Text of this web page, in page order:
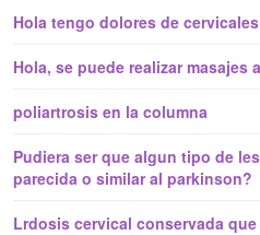
Hola tengo dolores de
Hola, se puede realizar
poliartrosis en la columna
Pudiera ser que algun tipo de
parecida o similar al parkinson?
Lrdosis cervical conservada que